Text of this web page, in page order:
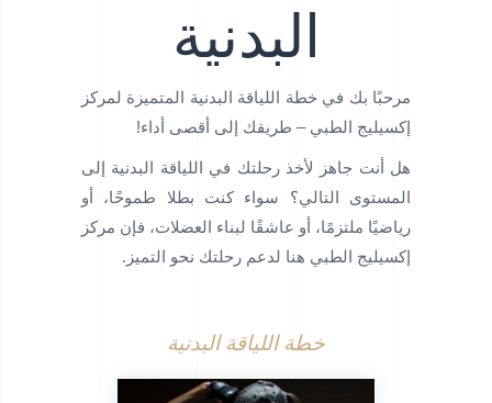
البدنية
مرحبًا بك في خطة اللياقة البدنية المتميزة لمركز
إكسيليج الطبي – طريقك إلى أقصى أداء!
هل أنت جاهز لأخذ رحلتك في اللياقة البدنية إلى
المستوى التالي؟ سواء كنت بطلا طموحًا، أو
رياضيًا ملتزمًا، أو عاشقًا لبناء العضلات، فإن مركز
إكسيليج الطبي هنا لدعم رحلتك نحو التميز.
خطة اللياقة البدنية